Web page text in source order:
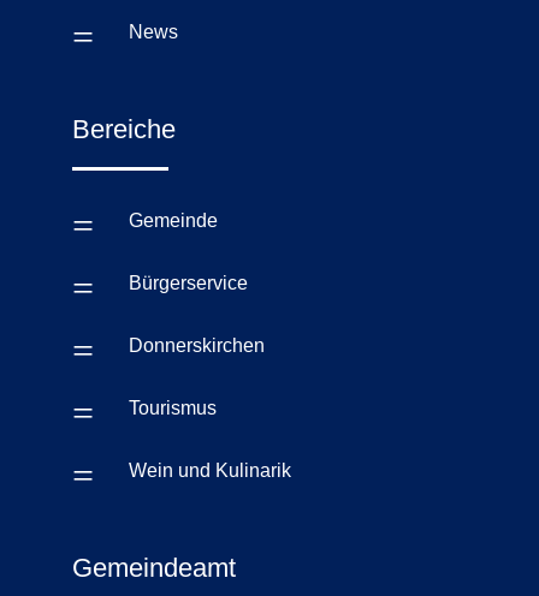
= News
Bereiche
= Gemeinde
= Bürgerservice
= Donnerskirchen
= Tourismus
= Wein und Kulinarik
Gemeindeamt